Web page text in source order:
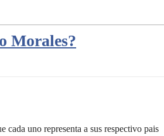
Morales?
cada uno representa a sus respectivo pais